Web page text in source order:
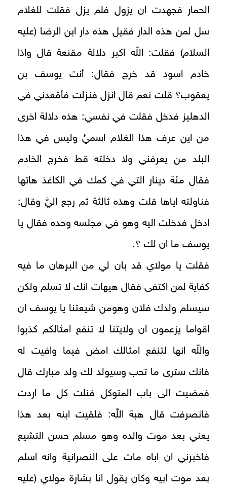
الحمار فجهدت ان يزول فلم يزل فقلت للغلام
سل لمن هذه الدار فقيل هذه دار ابن الرضا (عليه
السلام) فقلت: اللّه اكبر دلالة مقنعة قال واذا
خادم اسود قد خرج فقال: أنت يوسف بن
يعقوب؟ قلت نعم قال انزل فنزلت فأقعدني في
الدهليز فدخل فقلت في نفسي: هذه دلالة اخرى
من اين عرف هذا الغلام اسميُ وليس في هذا
البلد من يعرفني ولا دخلته قط فخرج الخادم
فقال مئة دينار التي في كمك في الكاغذ هاتها
فناولته اياها قلت وهذه ثالثة ثم رجع اليَّ وقال:
ادخل فدخلت اليه وهو في مجلسه وحده فقال يا
يوسف ما ان لك ؟.
فقلت يا مولاي قد بان لي من البرهان ما فيه
كفاية لمن اكتفى فقال هيهات انك لا تسلم ولكن
سيسلم ولدك فلان وهومن شيعتنا يا يوسف ان
اقواما يزعمون ان ولايتنا لا تنفع امثالكم كذبوا
واللّه انها لتنفع امثالك امض فيما وافيت له
فانك سترى ما تحب وسيولد لك ولد مبارك قال
فمضيت الى باب المتوكل فنلت كل ما اردت
فانصرفت قال هبة اللّه: فلقيت ابنه بعد هذا
يعني بعد موت والده وهو مسلم حسن التشيع
فاخبرني ان اباه مات على النصرانية وانه اسلم
بعد موت ابيه وكان يقول انا بشارة مولاي (عليه